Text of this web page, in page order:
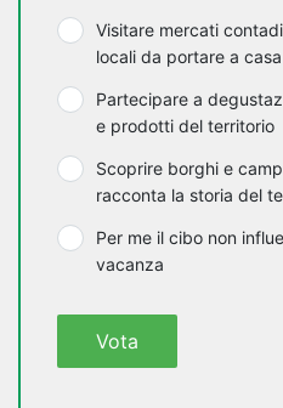
Visitare mercati
locali da portare a casa
Partecipare a
e prodotti del territorio
Scoprire borghi e
racconta la storia del
Per me il cibo non
vacanza
Vota